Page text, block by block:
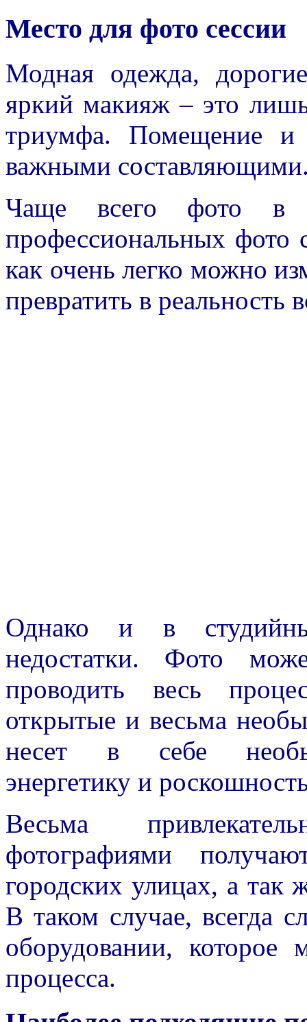
Место для фото сессии
Модная одежда,
яркий макияж – это
триумфа. Помещение и
важными
Чаще всего фото в
профессиональных фото
как очень легко можно
превратить в реальность
Однако и в
недостатки. Фото
проводить весь
открытые и весьма
несет в себе
энергетику и
Весьма
фотографиями
городских улицах, а
В таком случае, всегда
оборудовании, которое
процесса.